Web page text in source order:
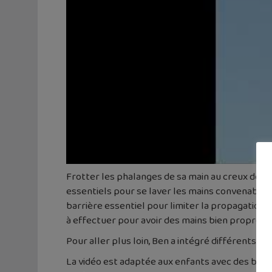
Frotter les phalanges de sa main au creux de
essentiels pour se laver les mains
barrière essentiel pour limiter la propagation
à effectuer pour avoir des mains bien propres
Pour aller plus loin, Ben a intégré différents
La vidéo est adaptée aux enfants avec des